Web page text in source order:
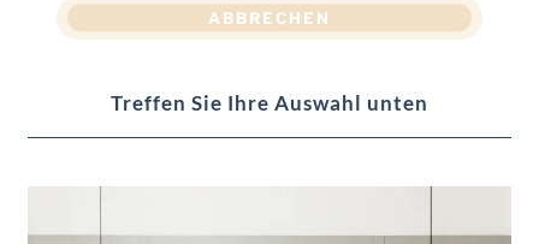
ABBRECHEN
Treffen Sie Ihre Auswahl unten